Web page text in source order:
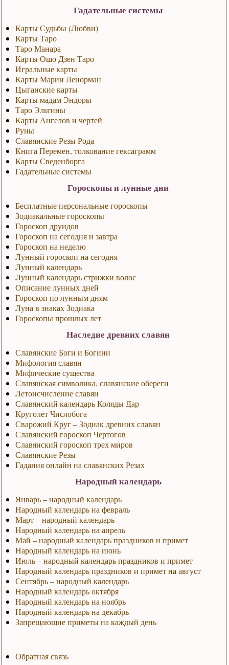
Гадательные системы
Карты Судьбы (Любви)
Карты Таро
Таро Манара
Карты Ошо Дзен Таро
Игральные карты
Карты Марии Ленорман
Цыганские карты
Карты мадам Эндоры
Таро Эльтины
Карты Ангелов и чертей
Руны
Славянские Резы Рода
Книга Перемен, толкование гексаграмм
Карты Сведенборга
Гадательные системы
Гороскопы и лунные дни
Бесплатные персональные гороскопы
Зодиакальные гороскопы
Гороскоп друидов
Гороскоп на сегодня и завтра
Гороскоп на неделю
Лунный гороскоп на сегодня
Лунный календарь
Лунный календарь стрижки волос
Описание лунных дней
Гороскоп по лунным дням
Луна в знаках Зодиака
Гороскопы прошлых лет
Наследие древних славян
Славянские Боги и Богини
Мифология славян
Мифические существа
Славянская символика, славянские обереги
Летоисчисление славян
Славянский календарь Коляды Дар
Круголет Числобога
Сварожий Круг – Зодиак древних славян
Славянский гороскоп Чертогов
Славянский гороскоп трех миров
Славянские Резы
Гадания онлайн на славянских Резах
Народный календарь
Январь – народный календарь
Народный календарь на февраль
Март – народный календарь
Народный календарь на апрель
Май – народный календарь праздников и примет
Народный календарь на июнь
Июль – народный календарь праздников и примет
Народный календарь праздников и примет на август
Сентябрь – народный календарь
Народный календарь октября
Народный календарь на ноябрь
Народный календарь на декабрь
Запрещающие приметы на каждый день
Обратная связь